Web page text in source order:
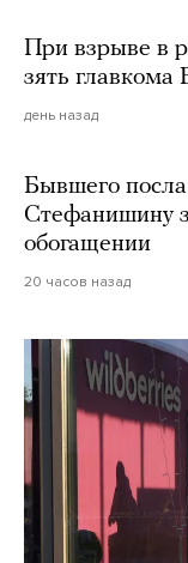
При взрыве в
зять
день назад
Бывшего
Стефанишину
обогащении
20 часов назад